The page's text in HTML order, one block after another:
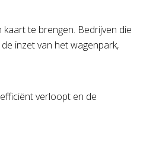
te brengen. Bedrijven die
inzet van het wagenpark,
verloopt en de